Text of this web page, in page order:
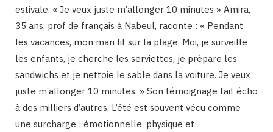
estivale. « Je veux juste m’allonger 10 minutes » Amira,
35 ans, prof de français à Nabeul, raconte : « Pendant
les vacances, mon mari lit sur la plage. Moi, je surveille
les enfants, je cherche les serviettes, je prépare les
sandwichs et je nettoie le sable dans la voiture. Je veux
juste m’allonger 10 minutes. » Son témoignage fait écho
à des milliers d’autres. L’été est souvent vécu comme
une surcharge : émotionnelle, physique et